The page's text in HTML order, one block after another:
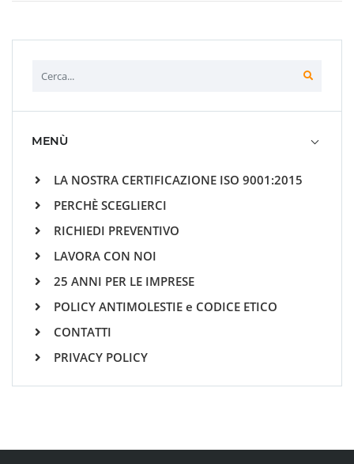
MENÙ
LA NOSTRA CERTIFICAZIONE ISO 9001:2015
PERCHÈ SCEGLIERCI
RICHIEDI PREVENTIVO
LAVORA CON NOI
25 ANNI PER LE IMPRESE
POLICY ANTIMOLESTIE e CODICE ETICO
CONTATTI
PRIVACY POLICY